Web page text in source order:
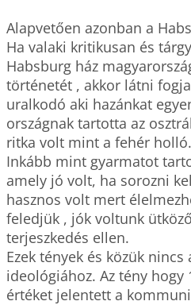
Alapvetően azonban a
Ha valaki kritikusan és
Habsburg ház
történetét , akkor látni
uralkodó aki hazánkat
országnak tartotta az
ritka volt mint a fehér holló.
Inkább mint gyarmatot
amely jó volt, ha sorozni
hasznos volt mert
feledjük , jók voltunk
terjeszkedés ellen.
Ezek tények és közük
ideológiához. Az tény hogy
értéket jelentett a